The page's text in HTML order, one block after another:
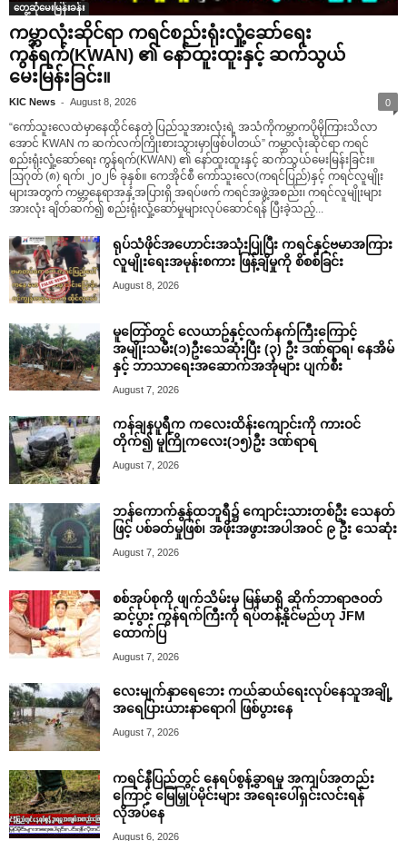
တွေ့ဆုံမေးမြန်းခန်း
ကမ္ဘာလုံးဆိုင်ရာ ကရင်စည်းရုံးလှုံ့ဆော်ရေး
ကွန်ရက်(KWAN) ၏ နော်ထူးထူးနှင့် ဆက်သွယ်
မေးမြန်းခြင်း။
KIC News - August 8, 2026 0
“ကော်သူးလေထဲမှာနေထိုင်နေတဲ့ ပြည်သူအားလုံးရဲ့ အသံကိုကမ္ဘာကပိုမိုကြားသိလာ
အောင် KWAN က ဆက်လက်ကြိုးစားသွားမှာဖြစ်ပါတယ်” ကမ္ဘာလုံးဆိုင်ရာ ကရင်
စည်းရုံးလှုံ့ဆော်ရေး ကွန်ရက်(KWAN) ၏ နော်ထူးထူးနှင့် ဆက်သွယ်မေးမြန်းခြင်း။
ဩဂုတ် (၈) ရက်၊ ၂၀၂၆ ခုနှစ်။ ကေအိုင်စီ ကော်သူးလေ(ကရင်ပြည်)နှင့် ကရင်လူမျိုး
များအတွက် ကမ္ဘာ့နေရာအနှံ့အပြားရှိ အရပ်ဖက် ကရင်အဖွဲ့အစည်း၊ ကရင်လူမျိုးများ
အားလုံး ချိတ်ဆက်၍ စည်းရုံးလှုံ့ဆော်မှုများလုပ်ဆောင်ရန် ပြီးခဲ့သည့်...
ရုပ်သံဖိုင်အဟောင်းအသုံးပြုပြီး ကရင်နှင့်ဗမာအကြား
လူမျိုးရေးအမုန်းစကား ဖြန့်ချိမှုကို စိစစ်ခြင်း
August 8, 2026
မူတြော်တွင် လေယာဥ်နှင့်လက်နက်ကြီးကြောင့်
အမျိုးသမီး(၁)ဦးသေဆုံးပြီး (၃) ဦး ဒဏ်ရာရ၊ နေအိမ်
နှင့် ဘာသာရေးအဆောက်အအုံများ ပျက်စီး
August 7, 2026
ကန်ချနပူရီက ကလေးထိန်းကျောင်းကို ကားဝင်
တိုက်၍ မူကြိုကလေး(၁၅)ဦး ဒဏ်ရာရ
August 7, 2026
ဘန်ကောက်နွန်ထဘူရီ၌ ကျောင်းသားတစ်ဦး သေနတ်
ဖြင့် ပစ်ခတ်မှုဖြစ်၊ အဖိုးအဖွားအပါအဝင် ၉ ဦး သေဆုံး
August 7, 2026
စစ်အုပ်စုကို ဖျက်သိမ်းမှ မြန်မာရှိ ဆိုက်ဘာရာဇဝတ်
ဆင့်ပွား ကွန်ရက်ကြီးကို ရပ်တန့်နိုင်မည်ဟု JFM
ထောက်ပြ
August 7, 2026
လေးမျက်နှာရေဘေး ကယ်ဆယ်ရေးလုပ်နေသူအချို့
အရေပြားယားနာရောဂါ ဖြစ်ပွားနေ
August 7, 2026
ကရင်နီပြည်တွင် နေရပ်စွန့်ခွာရမှု အကျပ်အတည်း
ကြောင့် မြေမြှုပ်မိုင်းများ အရေးပေါ်ရှင်းလင်းရန်
လိုအပ်နေ
August 6, 2026